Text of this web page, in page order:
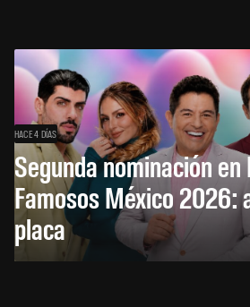
HACE 4 DÍAS
Segunda nominación en
Famosos México 2026:
placa